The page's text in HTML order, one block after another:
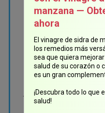
efectos secundarios,
seguros en "dosis
segura ha
dosis que ahora se
se prescribían de
probable que esa
ejemplo, en 2016, la
manzana —
ahora
El vinagre de sidra de
los remedios más
sea que quiera
salud de su corazón o
es un gran
¡Descubra todo lo que
salud!